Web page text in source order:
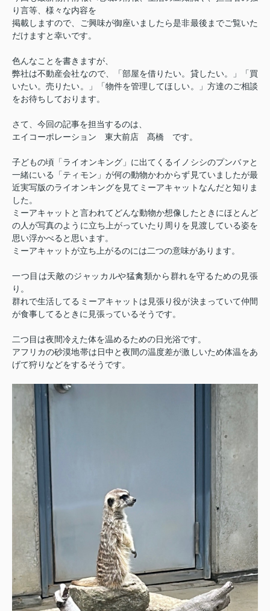
り言等、様々な内容を
掲載しますので、ご興味が御座いましたら是非最後までご覧いた
だけますと幸いです。
色んなことを書きますが、
弊社は不動産会社なので、「部屋を借りたい。貸したい。」「買
いたい。売りたい。」
「物件を管理してほしい。」方達のご相談
をお待ちしております。
さて、今回の記事を担当するのは、
エイコーポレーション 東大前店 髙橋 です。
子どもの頃「ライオンキング」に出てくるイノシシのプンバァと
一緒にいる「ティモン」が何の動物かわからず見ていましたが最
近実写版のライオンキングを見てミーアキャットなんだと知りま
した。
ミーアキャットと言われてどんな動物か想像したときにほとんど
の人が写真のように立ち上がっていたり周りを見渡している姿を
思い浮かべると思います。
ミーアキャットが立ち上がるのには二つの意味があります。
一つ目は天敵のジャッカルや猛禽類から群れを守るための見張
り。
群れで生活してるミーアキャットは見張り役が決まっていて仲間
が食事してるときに見張っているそうです。
二つ目は夜間冷えた体を温めるための日光浴です。
アフリカの砂漠地帯は日中と夜間の温度差が激しいため体温をあ
げて狩りなどをするそうです。